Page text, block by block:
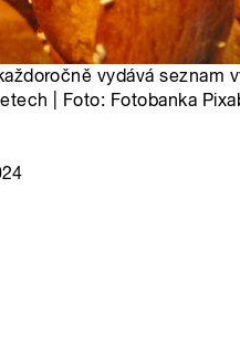
vydává seznam
| Foto: Fotobanka